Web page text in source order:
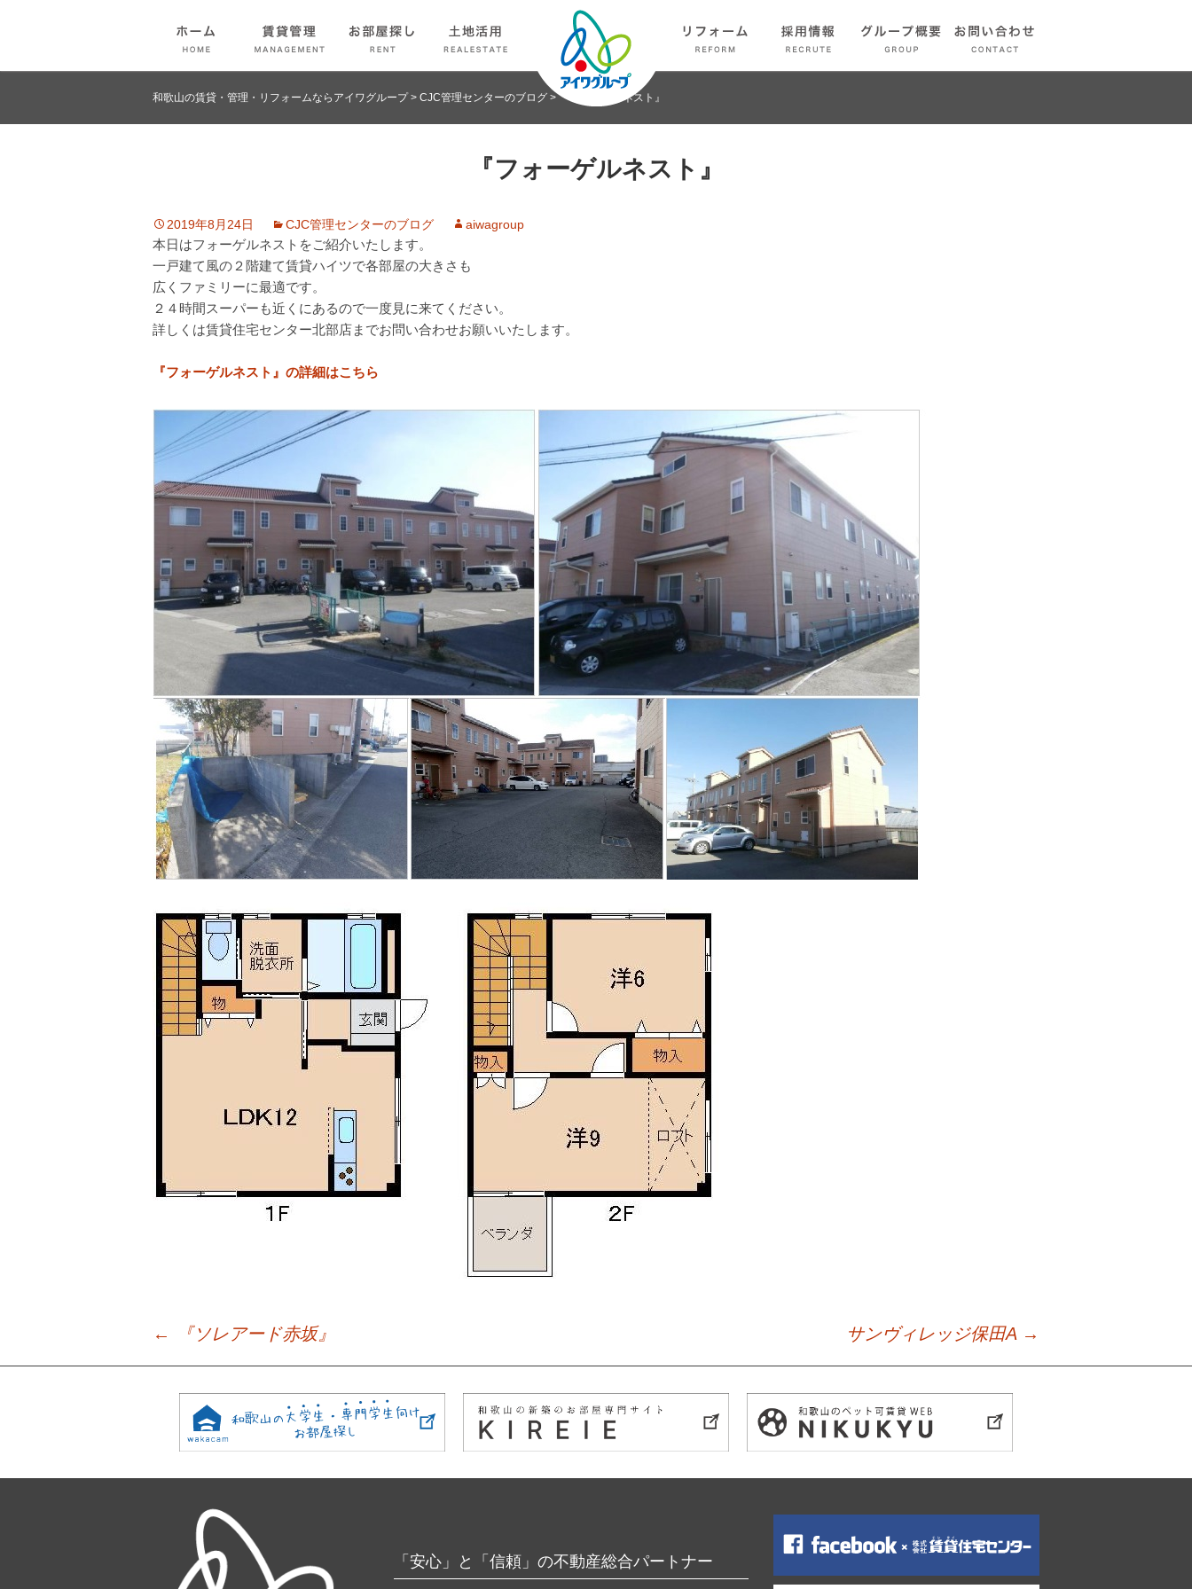
和歌山の賃貸・管理・リフォームならアイワグループ> CJC管理センターのブログ >『フォーゲルネスト』
『フォーゲルネスト』
2019年8月24日 CJC管理センターのブログ aiwagroup
本日はフォーゲルネストをご紹介いたします。
一戸建て風の２階建て賃貸ハイツで各部屋の大きさも
広くファミリーに最適です。
２４時間スーパーも近くにあるので一度見に来てください。
詳しくは賃貸住宅センター北部店までお問い合わせお願いいたします。
『フォーゲルネスト』の詳細はこちら
Post
navigation
← 『ソレアード赤坂』 サンヴィレッジ保田A →
「安心」と「信頼」の不動産総合パートナー